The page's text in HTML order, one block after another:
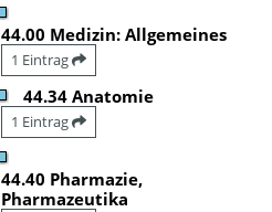
44.00 Medizin: Allgemeines
1 Eintrag
44.34 Anatomie
1 Eintrag
44.40 Pharmazie,
Pharmazeutika